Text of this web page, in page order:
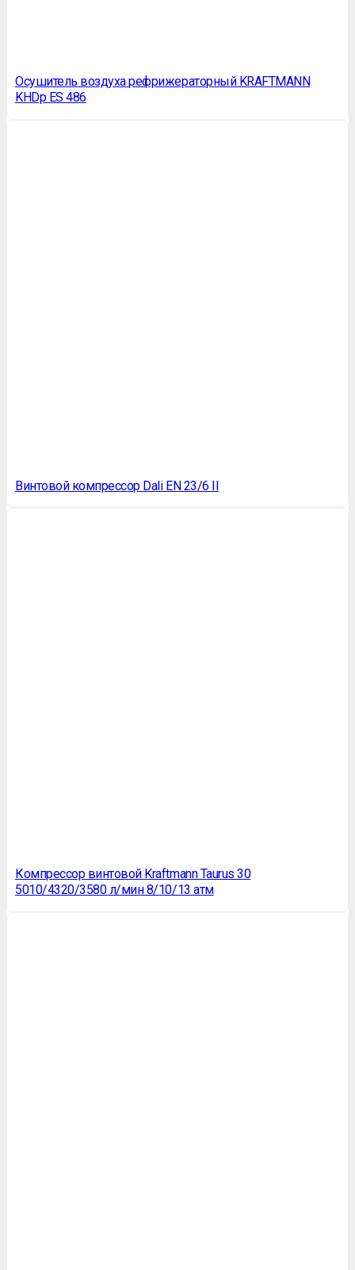
Осушитель воздуха рефрижераторный KRAFTMANN
KHDp ES 486
Винтовой компрессор Dali EN 23/6 II
Компрессор винтовой Kraftmann Taurus 30
5010/4320/3580 л/мин 8/10/13 атм